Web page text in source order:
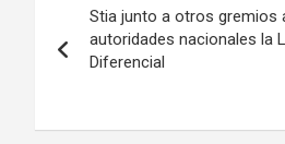
de
Stia junto a otros gremios
autoridades nacionales la
Diferencial